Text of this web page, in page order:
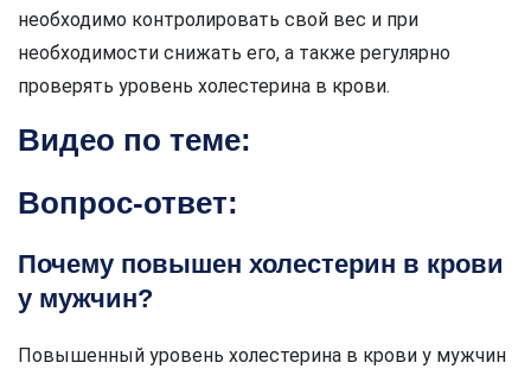
необходимо контролировать свой вес и при
необходимости снижать его, а также регулярно
проверять уровень холестерина в крови.
Видео по теме:
Вопрос-ответ:
Почему повышен холестерин в крови
у мужчин?
Повышенный уровень холестерина в крови у мужчин